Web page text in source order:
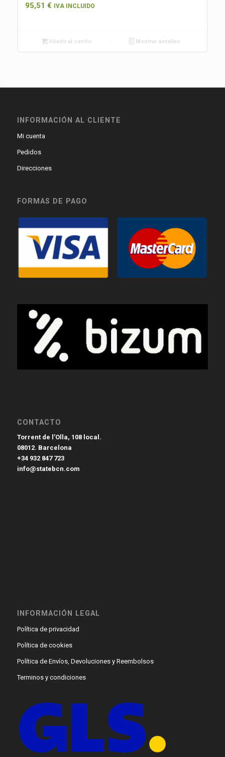
95,51 € IVA INCLUIDO
Añadir al carrito Mostrar detalles
INFORMACIÓN AL CLIENTE
Mi cuenta
Pedidos
Direcciones
FORMAS DE PAGO
CONTACTO
Torrent de l’Olla, 108 local.
08012. Barcelona
+34 932 847 723
info@statebcn.com
INFORMACIÓN LEGAL
Política de privacidad
Política de cookies
Política de Envíos, Devoluciones y Reembolsos
Terminos y condiciones